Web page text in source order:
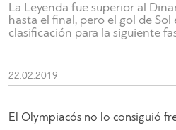
La Leyenda fue superior al
hasta el final, pero el gol de Sol
clasificación para la siguiente
22.02.2019
El Olympiacós no lo consiguió